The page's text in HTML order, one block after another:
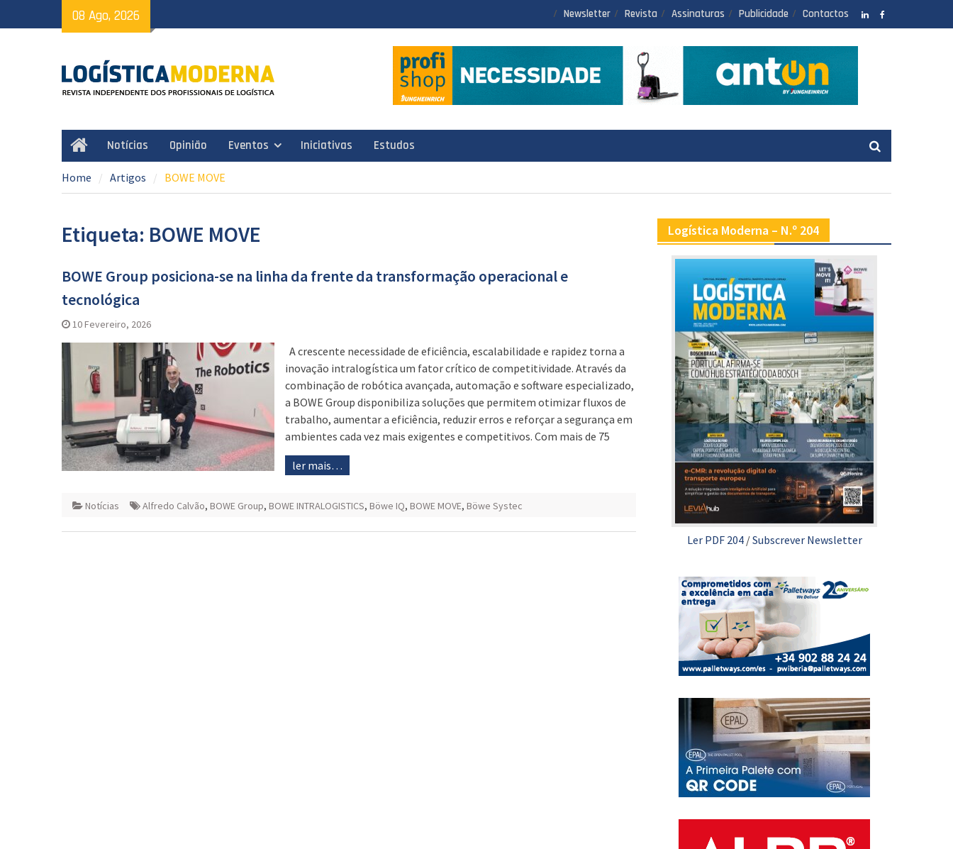
to
08 Ago, 2026 Newsletter Revista Assinaturas Publicidade Contactos
HomeNotícias Opinião Eventos Iniciativas Estudos
Home Artigos BOWE MOVE
Etiqueta: BOWE MOVE
BOWE Group posiciona-se na linha da frente da transformação operacional e
tecnológica
10 Fevereiro, 2026
A crescente necessidade de eficiência, escalabilidade e rapidez torna a
inovação intralogística um fator crítico de competitividade. Através da
combinação de robótica avançada, automação e software especializado,
a BOWE Group disponibiliza soluções que permitem otimizar fluxos de
trabalho, aumentar a eficiência, reduzir erros e reforçar a segurança em
ambientes cada vez mais exigentes e competitivos. Com mais de 75
ler mais…
Notícias Alfredo Calvão, BOWE Group, BOWE INTRALOGISTICS, Böwe IQ, BOWE MOVE, Böwe Systec
Logística Moderna – N.º 204
Ler PDF 204/Subscrever Newsletter